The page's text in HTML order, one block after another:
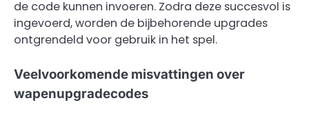
de code kunnen invoeren. Zodra deze succesvol is
ingevoerd, worden de bijbehorende upgrades
ontgrendeld voor gebruik in het spel.
Veelvoorkomende misvattingen over
wapenupgradecodes